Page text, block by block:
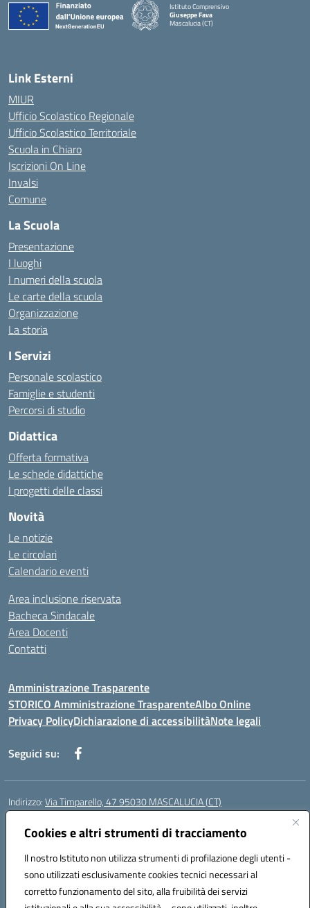
Cookies e altri strumenti di tracciamento
Il nostro Istituto non utilizza strumenti di profilazione degli utenti -
sono utilizzati esclusivamente cookies tecnici necessari al
corretto funzionamento del sito, alla fruibilità dei servizi
Istituto Comprensivo
Giuseppe Fava
Mascalucia (CT)
Link Esterni
MIUR
Ufficio Scolastico Regionale
Ufficio Scolastico Territoriale
Scuola in Chiaro
Iscrizioni On Line
Invalsi
Comune
La Scuola
Presentazione
I luoghi
I numeri della scuola
Le carte della scuola
Organizzazione
La storia
I Servizi
Personale scolastico
Famiglie e studenti
Percorsi di studio
Didattica
Offerta formativa
Le schede didattiche
I progetti delle classi
Novità
Le notizie
Le circolari
Calendario eventi
Area inclusione riservata
Bacheca Sindacale
Area Docenti
Contatti
Amministrazione Trasparente
STORICO Amministrazione TrasparenteAlbo Online
Privacy PolicyDichiarazione di accessibilitàNote legali
Seguici su:
Indirizzo:Via Timparello, 47 95030 MASCALUCIA (CT)
Centralino:
Posta elettronica certificata (PEC):ctic8bc002@pec.istruzione.it
Codice fiscale: 93238350875
Codice meccanografico:ctic8bc002
Codice Indice delle Pubbliche Amministrazioni (IPA): istsc_ctic8bc002
Codice unico di fatturazione (CUF): 2PO2JW